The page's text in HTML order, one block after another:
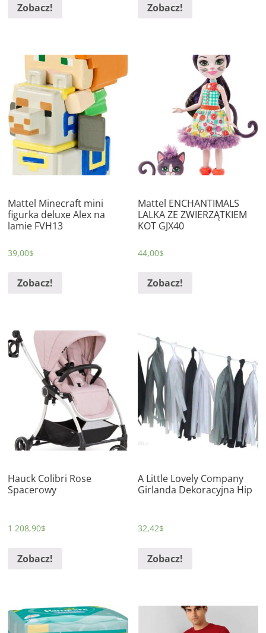
Zobacz! Zobacz!
Mattel Minecraft mini
figurka deluxe Alex na
lamie FVH13
39,00$
Zobacz!
Mattel ENCHANTIMALS
LALKA ZE ZWIERZĄTKIEM
KOT GJX40
44,00$
Zobacz!
Hauck Colibri Rose
Spacerowy
1 208,90$
Zobacz!
A Little Lovely Company
Girlanda Dekoracyjna Hip
32,42$
Zobacz!